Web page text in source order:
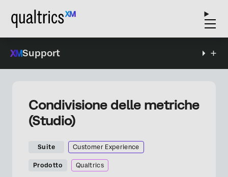
Support
Condivisione delle metriche
(Studio)
Suite Customer Experience
Prodotto Qualtrics